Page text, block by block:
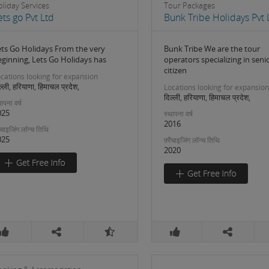
Services
go Pvt Ltd
Go Holidays From the very
Lets Go Holidays has
looking for expansion
हरियाणा, हिमाचल प्रदेश,
वर्ष
लॉन्च तिथि
Tour Packages
Bunk Tribe Holidays Pvt
Bunk Tribe We are the tour
operators specializing in
citizen
Locations looking for expansion
दिल्ली, हरियाणा, हिमाचल प्रदेश,
स्थापना वर्ष
2016
फ़्रैंचाइजिंग लॉन्च तिथि
2020